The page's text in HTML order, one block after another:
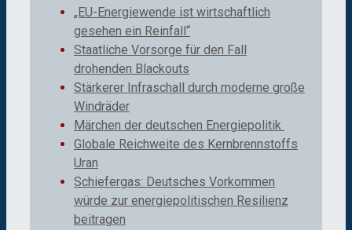
„EU-Energiewende ist wirtschaftlich
gesehen ein Reinfall“
Staatliche Vorsorge für den Fall
drohenden Blackouts
Stärkerer Infraschall durch moderne große
Windräder
Märchen der deutschen Energiepolitik
Globale Reichweite des Kernbrennstoffs
Uran
Schiefergas: Deutsches Vorkommen
würde zur energiepolitischen Resilienz
beitragen